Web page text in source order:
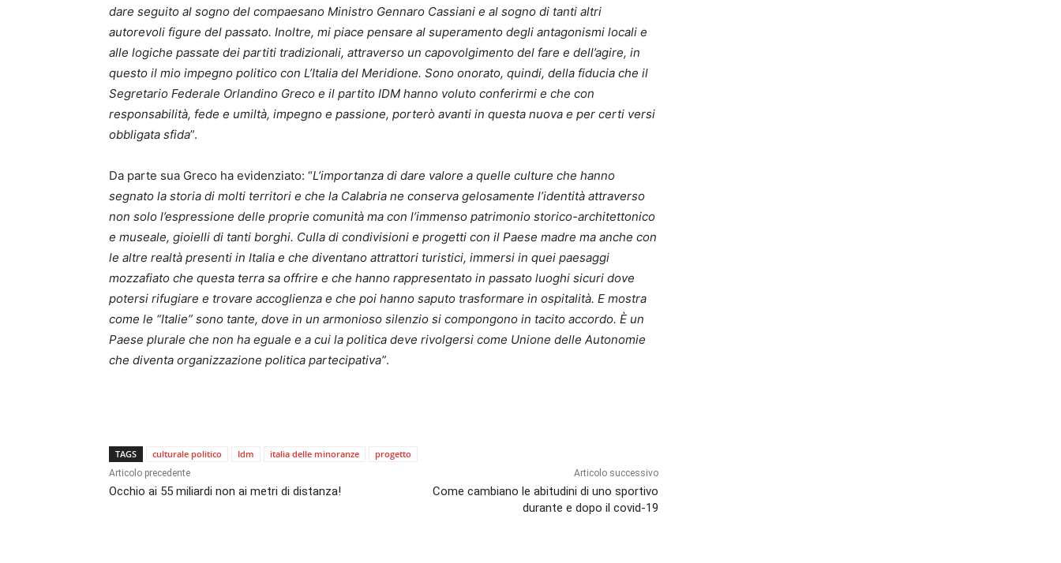
dare seguito al sogno del compaesano Ministro Gennaro Cassiani e al sogno di tanti altri
autorevoli figure del passato. Inoltre, mi piace pensare al superamento degli antagonismi locali e
alle logiche passate dei partiti tradizionali, attraverso un capovolgimento del fare e dell’agire, in
questo il mio impegno politico con L’Italia del Meridione. Sono onorato, quindi, della fiducia che il
Segretario Federale Orlandino Greco e il partito IDM hanno voluto conferirmi e che con
responsabilità, fede e umiltà, impegno e passione, porterò avanti in questa nuova e per certi versi
obbligata sfida”.
Da parte sua Greco ha evidenziato: “L’importanza di dare valore a quelle culture che hanno
segnato la storia di molti territori e che la Calabria ne conserva gelosamente l’identità attraverso
non solo l’espressione delle proprie comunità ma con l’immenso patrimonio storico-architettonico
e museale, gioielli di tanti borghi. Culla di condivisioni e progetti con il Paese madre ma anche con
le altre realtà presenti in Italia e che diventano attrattori turistici, immersi in quei paesaggi
mozzafiato che questa terra sa offrire e che hanno rappresentato in passato luoghi sicuri dove
potersi rifugiare e trovare accoglienza e che poi hanno saputo trasformare in ospitalità. E mostra
come le “Italie” sono tante, dove in un armonioso silenzio si compongono in tacito accordo. È un
Paese plurale che non ha eguale e a cui la politica deve rivolgersi come Unione delle Autonomie
che diventa organizzazione politica partecipativa”.
TAGS culturale politico Idm italia delle minoranze progetto
Articolo precedente
Occhio ai 55 miliardi non ai metri di distanza!
Articolo successivo
Come cambiano le abitudini di uno sportivo
durante e dopo il covid-19